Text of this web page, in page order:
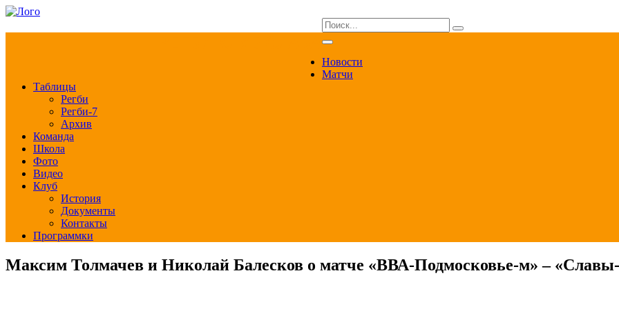
Новости
Матчи
Таблицы
Регби
Регби-7
Архив
Команда
Школа
Фото
Видео
Клуб
История
Документы
Контакты
Программки
Максим Толмачев и Николай Балесков о матче «ВВА-Подмосковье-м» –